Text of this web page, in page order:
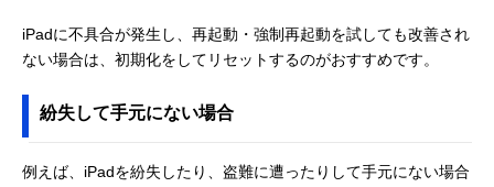
iPadに不具合が発生し、再起動・強制再起動を試しても改善され
ない場合は、初期化をしてリセットするのがおすすめです。
紛失して手元にない場合
例えば、iPadを紛失したり、盗難に遭ったりして手元にない場合